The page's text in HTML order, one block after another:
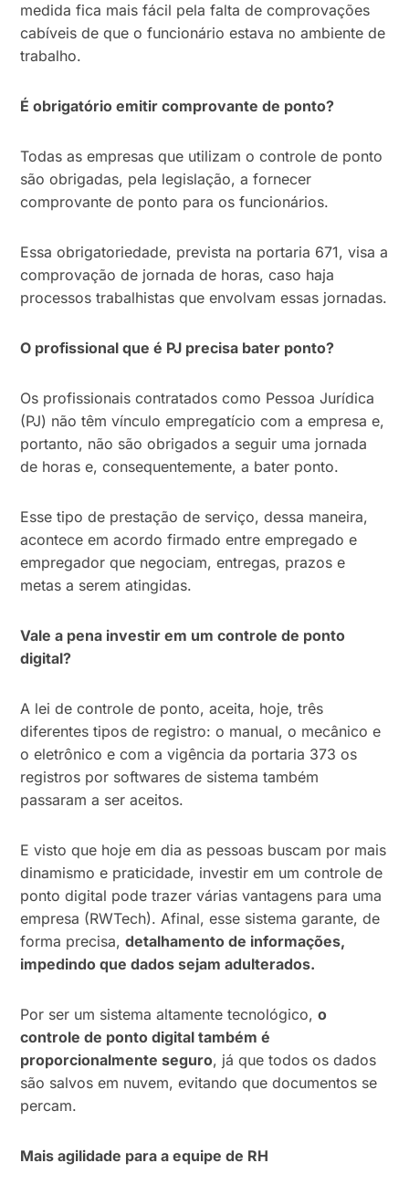
medida fica mais fácil pela falta de comprovações
cabíveis de que o funcionário estava no ambiente de
trabalho.
É obrigatório emitir comprovante de ponto?
Todas as empresas que utilizam o controle de ponto
são obrigadas, pela legislação, a fornecer
comprovante de ponto para os funcionários.
Essa obrigatoriedade, prevista na portaria 671, visa a
comprovação de jornada de horas, caso haja
processos trabalhistas que envolvam essas jornadas.
O profissional que é PJ precisa bater ponto?
Os profissionais contratados como Pessoa Jurídica
(PJ) não têm vínculo empregatício com a empresa e,
portanto, não são obrigados a seguir uma jornada
de horas e, consequentemente, a bater ponto.
Esse tipo de prestação de serviço, dessa maneira,
acontece em acordo firmado entre empregado e
empregador que negociam, entregas, prazos e
metas a serem atingidas.
Vale a pena investir em um controle de ponto
digital?
A lei de controle de ponto, aceita, hoje, três
diferentes tipos de registro: o manual, o mecânico e
o eletrônico e com a vigência da portaria 373 os
registros por softwares de sistema também
passaram a ser aceitos.
E visto que hoje em dia as pessoas buscam por mais
dinamismo e praticidade, investir em um controle de
ponto digital pode trazer várias vantagens para uma
empresa (RWTech). Afinal, esse sistema garante, de
forma precisa,detalhamento de informações,
impedindo que dados sejam adulterados.
Por ser um sistema altamente tecnológico,o
controle de ponto digital também é
proporcionalmente seguro, já que todos os dados
são salvos em nuvem, evitando que documentos se
percam.
Mais agilidade para a equipe de RH